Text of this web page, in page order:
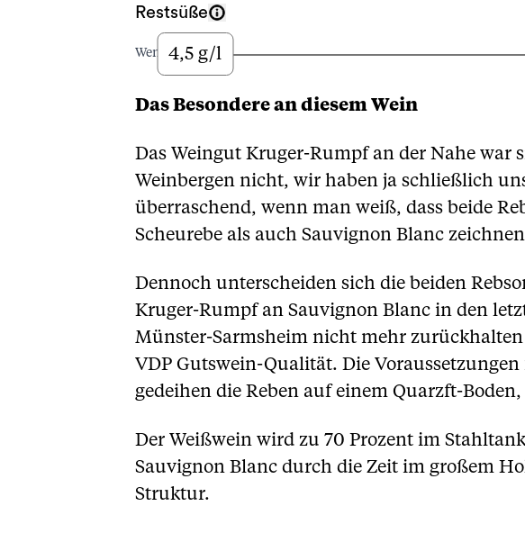
Restsüße
Wenig4,5 g/l
Das Besondere an diesem Wein
Das Weingut Kruger-Rumpf an der Nahe war
Weinbergen nicht, wir haben ja schließlich
überraschend, wenn man weiß, dass beide
Scheurebe als auch Sauvignon Blanc
Dennoch unterscheiden sich die beiden
Kruger-Rumpf an Sauvignon Blanc in den
Münster-Sarmsheim nicht mehr
VDP Gutswein-Qualität. Die
gedeihen die Reben auf einem Quarzft-
Der Weißwein wird zu 70 Prozent im
Sauvignon Blanc durch die Zeit im großem
Struktur.